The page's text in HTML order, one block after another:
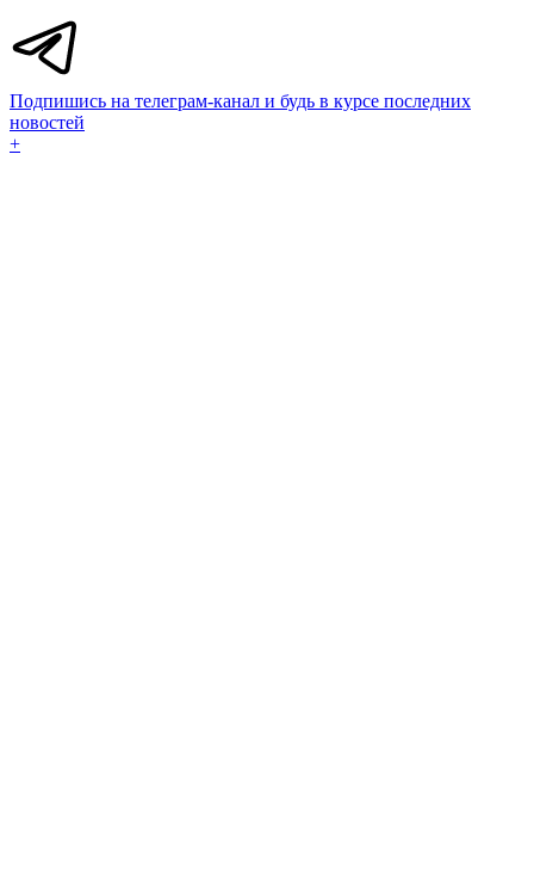
Подпишись на телеграм-канал и будь в курсе последних
новостей
+